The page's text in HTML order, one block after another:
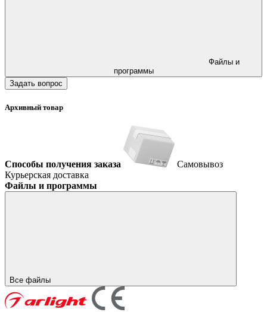
программы
Задать вопрос
Архивный товар
Способы получения заказа
Самовывоз
Курьерская доставка
Файлы и программы
Все файлы